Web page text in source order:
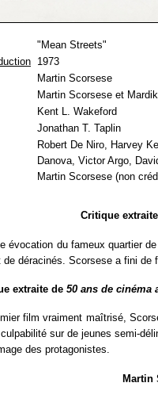
"Mean Streets"
1973
Martin Scorsese
Martin Scorsese et
Kent L. Wakeford
Jonathan T. Taplin
Robert De Niro, Harvey
Danova, Victor Argo,
Martin Scorsese (non
Critique
évocation du fameux quartier
de déracinés. Scorsese a fini
extraite de50 ans de cinéma
film vraiment maîtrisé,
sur de jeunes semi-
des protagonistes.
Martin